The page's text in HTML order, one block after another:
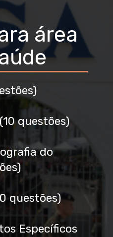
questões)
do
questões)
Específicos
área